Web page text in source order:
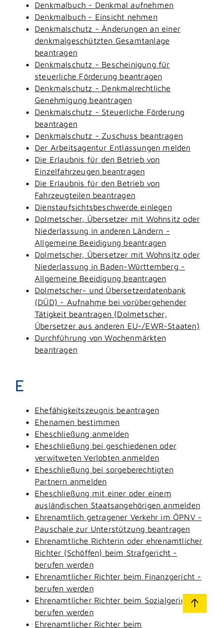
Denkmalbuch - Denkmal aufnehmen
Denkmalbuch - Einsicht nehmen
Denkmalschutz - Änderungen an einer
denkmalgeschützten Gesamtanlage
beantragen
Denkmalschutz - Bescheinigung für
steuerliche Förderung beantragen
Denkmalschutz - Denkmalrechtliche
Genehmigung beantragen
Denkmalschutz - Steuerliche Förderung
beantragen
Denkmalschutz - Zuschuss beantragen
Der Arbeitsagentur Entlassungen melden
Die Erlaubnis für den Betrieb von
Einzelfahrzeugen beantragen
Die Erlaubnis für den Betrieb von
Fahrzeugteilen beantragen
Dienstaufsichtsbeschwerde einlegen
Dolmetscher, Übersetzer mit Wohnsitz oder
Niederlassung in anderen Ländern -
Allgemeine Beeidigung beantragen
Dolmetscher, Übersetzer mit Wohnsitz oder
Niederlassung in Baden-Württemberg -
Allgemeine Beeidigung beantragen
Dolmetscher- und Übersetzerdatenbank
(DÜD) - Aufnahme bei vorübergehender
Tätigkeit beantragen (Dolmetscher,
Übersetzer aus anderen EU-/EWR-Staaten)
Durchführung von Wochenmärkten
beantragen
E
Ehefähigkeitszeugnis beantragen
Ehenamen bestimmen
Eheschließung anmelden
Eheschließung bei geschiedenen oder
verwitweten Verlobten anmelden
Eheschließung bei sorgeberechtigten
Partnern anmelden
Eheschließung mit einer oder einem
ausländischen Staatsangehörigen anmelden
Ehrenamtlich getragener Verkehr im ÖPNV -
Pauschale zur Unterstützung beantragen
Ehrenamtliche Richterin oder ehrenamtlicher
Richter (Schöffen) beim Strafgericht -
berufen werden
Ehrenamtlicher Richter beim Finanzgericht -
berufen werden
Ehrenamtlicher Richter beim Sozialgericht -
berufen werden
Ehrenamtlicher Richter beim